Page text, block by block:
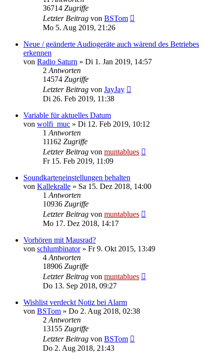
36714 Zugriffe
Letzter Beitrag von BSTom
Mo 5. Aug 2019, 21:26
Neue / geänderte Audiogeräte auch wärend des Betriebes
erkennen
von Radio Saturn » Di 1. Jan 2019, 14:57
2 Antworten
14574 Zugriffe
Letzter Beitrag von JayJay
Di 26. Feb 2019, 11:38
Variable für aktuelles Datum
von wolfi_muc » Di 12. Feb 2019, 10:12
1 Antworten
11162 Zugriffe
Letzter Beitrag von muntablues
Fr 15. Feb 2019, 11:09
Soundkarteneinstellungen behalten
von Kallekralle » Sa 15. Dez 2018, 14:00
1 Antworten
10936 Zugriffe
Letzter Beitrag von muntablues
Mo 17. Dez 2018, 14:17
Vorhören mit Mausrad?
von schlumbinator» Fr 9. Okt 2015, 13:49
4 Antworten
18906 Zugriffe
Letzter Beitrag von muntablues
Do 13. Sep 2018, 09:27
Wishlist verdeckt Notiz bei Alarm
von BSTom » Do 2. Aug 2018, 02:38
2 Antworten
13155 Zugriffe
Letzter Beitrag von BSTom
Do 2. Aug 2018, 21:43